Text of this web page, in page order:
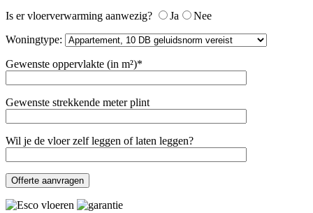
Is er vloerverwarming aanwezig? Ja
Nee
Woningtype:
Gewenste oppervlakte (in m²)*
Gewenste strekkende meter plint
Wil je de vloer zelf leggen of laten leggen?